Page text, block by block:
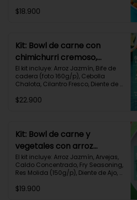
Sour Cream, Tomate, Receta
Grasas 25g | Proteínas 41g
$18.900
Kit: Bowl de carne con
chimichurri cremoso,
pimentón y tomate-115
El kit incluye: Arroz Jazmín, Bife de
cadera (foto 160g/p), Cebolla
Chalota, Cilantro Fresco, Diente de
Suroeste, Pimentón Rojo, Sour
Proteínas 44g
$22.900
Kit: Bowl de carne y
vegetales con arroz
dorado-94
El kit incluye: Arroz Jazmín, Arvejas,
Caldo Concentrado, Fry Seasoning,
Res Molida (150g/p), Diente de Ajo,
Rojo, Receta Impresa.
$19.900